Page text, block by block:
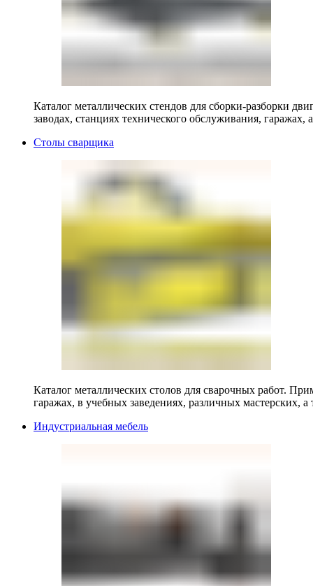
Каталог металлических стендов для сборки-разборки
заводах, станциях технического обслуживания, гаражах,
Столы сварщика
Каталог металлических столов для сварочных работ.
гаражах, в учебных заведениях, различных мастерских, а
Индустриальная мебель